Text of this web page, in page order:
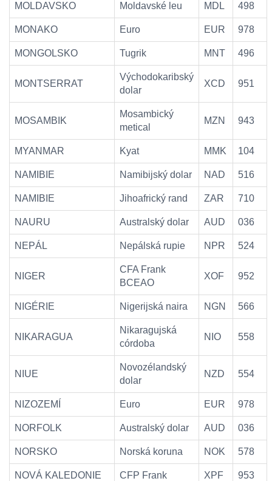
MOLDAVSKO Moldavské leu MDL 498
MONAKO Euro EUR 978
MONGOLSKO Tugrik MNT 496
MONTSERRAT
Východokaribský
dolar
XCD 951
MOSAMBIK
Mosambický
metical
MZN 943
MYANMAR Kyat MMK 104
NAMIBIE Namibijský dolar NAD 516
NAMIBIE Jihoafrický rand ZAR 710
NAURU Australský dolar AUD 036
NEPÁL Nepálská rupie NPR 524
NIGER
CFA Frank
BCEAO
XOF 952
NIGÉRIE Nigerijská naira NGN 566
NIKARAGUA
Nikaragujská
córdoba
NIO 558
NIUE
Novozélandský
dolar
NZD 554
NIZOZEMÍ Euro EUR 978
NORFOLK Australský dolar AUD 036
NORSKO Norská koruna NOK 578
NOVÁ KALEDONIE CFP Frank XPF 953